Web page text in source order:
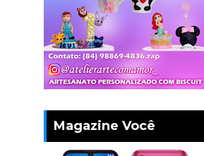
Magazine Você